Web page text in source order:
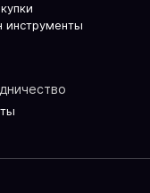
инструменты